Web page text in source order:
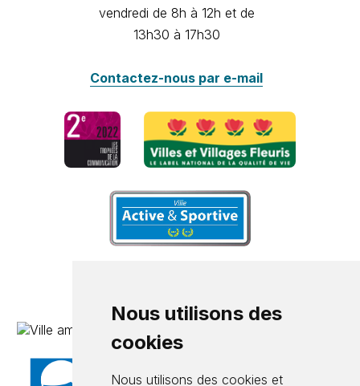
Nous utilisons des
cookies
Nous utilisons des cookies et
vendredi de 8h à 12h et de
13h30 à 17h30
Contactez-nous par e-mail